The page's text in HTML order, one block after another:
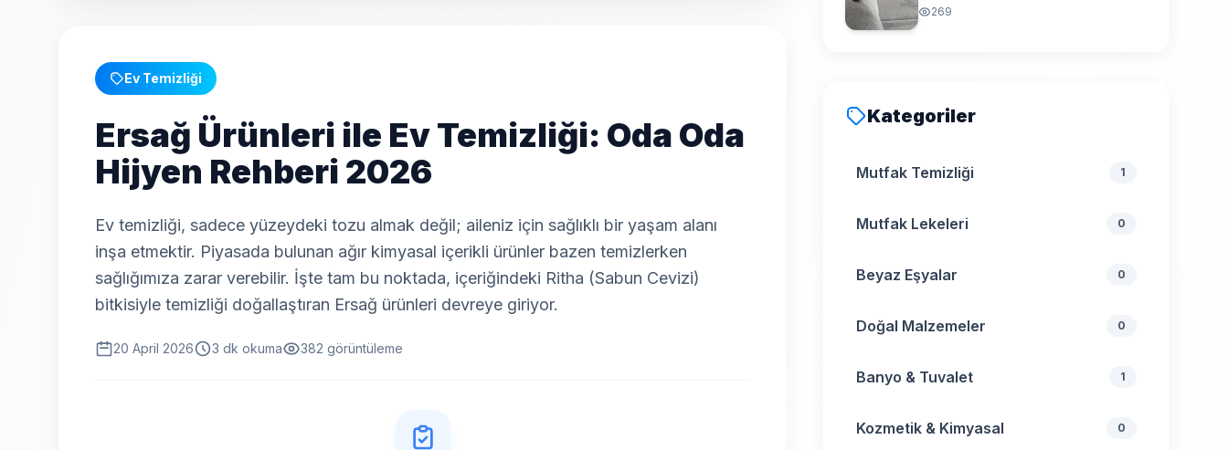
Ev Temizliği
Ersağ Ürünleri ile Ev Temizliği: Oda Oda
Hijyen Rehberi 2026
Ev temizliği, sadece yüzeydeki tozu almak değil; aileniz için sağlıklı bir yaşam alanı
inşa etmektir. Piyasada bulunan ağır kimyasal içerikli ürünler bazen temizlerken
sağlığımıza zarar verebilir. İşte tam bu noktada, içeriğindeki Ritha (Sabun Cevizi)
bitkisiyle temizliği doğallaştıran Ersağ ürünleri devreye giriyor.
20 April 2026 3 dk okuma 382 görüntüleme
269
Kategoriler
Mutfak Temizliği 1
Mutfak Lekeleri 0
Beyaz Eşyalar 0
Doğal Malzemeler 0
Banyo & Tuvalet 1
Kozmetik & Kimyasal 0